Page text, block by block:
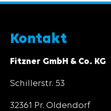
Kontakt
Fitzner GmbH & Co. KG
Schillerstr. 53
32361 Pr. Oldendorf